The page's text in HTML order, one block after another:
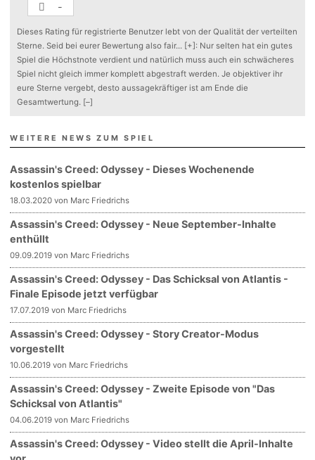
-
Dieses Rating für registrierte Benutzer lebt von der Qualität der verteilten
Sterne. Seid bei eurer Bewertung also fair... [+] : Nur selten hat ein gutes
Spiel die Höchstnote verdient und natürlich muss auch ein schwächeres
Spiel nicht gleich immer komplett abgestraft werden. Je objektiver ihr
eure Sterne vergebt, desto aussagekräftiger ist am Ende die
Gesamtwertung. [–]
WEITERE NEWS ZUM SPIEL
Assassin's Creed: Odyssey - Dieses Wochenende
kostenlos spielbar
18.03.2020 von Marc Friedrichs
Assassin's Creed: Odyssey - Neue September-Inhalte
enthüllt
09.09.2019 von Marc Friedrichs
Assassin's Creed: Odyssey - Das Schicksal von Atlantis -
Finale Episode jetzt verfügbar
17.07.2019 von Marc Friedrichs
Assassin's Creed: Odyssey - Story Creator-Modus
vorgestellt
10.06.2019 von Marc Friedrichs
Assassin's Creed: Odyssey - Zweite Episode von "Das
Schicksal von Atlantis"
04.06.2019 von Marc Friedrichs
Assassin's Creed: Odyssey - Video stellt die April-Inhalte